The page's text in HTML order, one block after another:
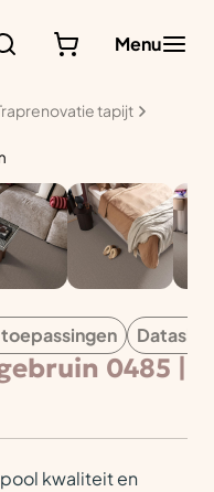
Menu
tapijt
0485 |
kwaliteit en